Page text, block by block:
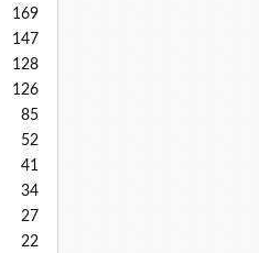
169
147
128
126
85
52
41
34
27
22